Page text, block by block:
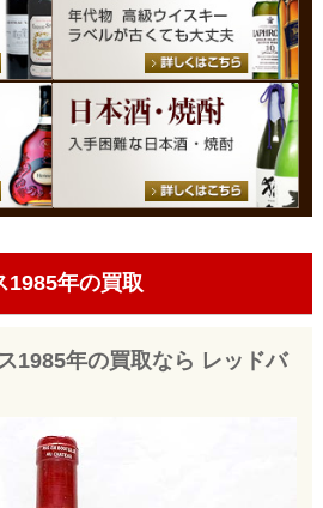
1985年の買取
1985年の買取なら レッドバ